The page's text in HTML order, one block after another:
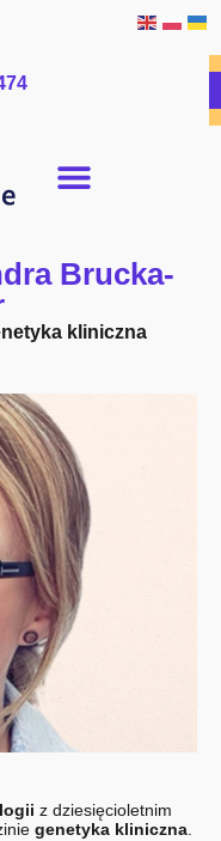
Brucka-
kliniczna
z dziesięcioletnim
genetyka kliniczna